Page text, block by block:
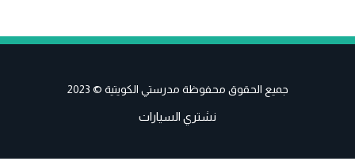
جميع الحقوق محفوظة مدرستي الكويتية © 2023
نشتري السيارات